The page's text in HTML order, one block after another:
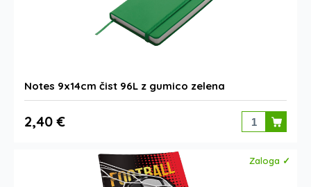
Notes 9x14cm čist 96L z gumico zelena
2,40 €
Zaloga ✓